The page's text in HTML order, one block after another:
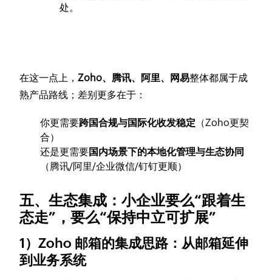
处。
在这一点上，Zoho、腾讯、阿里、网易整体都属于成
熟产品路线；差别更多在于：
你更需要跨国合规与国际化收发稳定 （Zoho更契
合）
还是更需要国内场景下的本地化管理与生态协同
（腾讯/阿里/企业微信/钉钉更顺）
五、生态集成：小企业要么“跟着生
态走”，要么“保持中立可扩展”
1）Zoho 邮箱的集成思路：从邮箱延伸
到业务系统